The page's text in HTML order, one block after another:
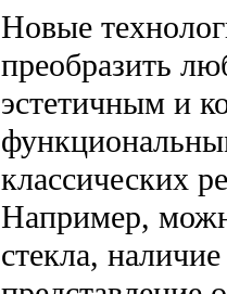
Новые
преобразить
эстетичным и
классических
Например,
стекла,